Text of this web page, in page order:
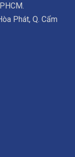
Phát, Q. Cẩm